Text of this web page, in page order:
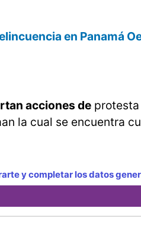
en Panamá
acciones de
la cual se encuentra
y completar los datos